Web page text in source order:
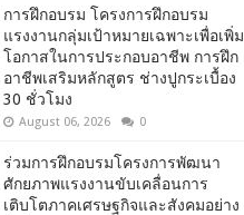
การฝึกอบรม โครงการฝึกอบรม
แรงงานกลุ่มเป้าหมายเฉพาะเพื่อเพิ่ม
โอกาสในการประกอบอาชีพ การฝึก
อาชีพเสริมหลักสูตร ช่างปูกระเบื้อง
30 ชั่วโมง
August 06, 2026 0
ร่วมการฝึกอบรมโครงการพัฒนา
ศักยภาพแรงงานขับเคลื่อนการ
เติบโตภาคเศรษฐกิจและสังคมอย่าง